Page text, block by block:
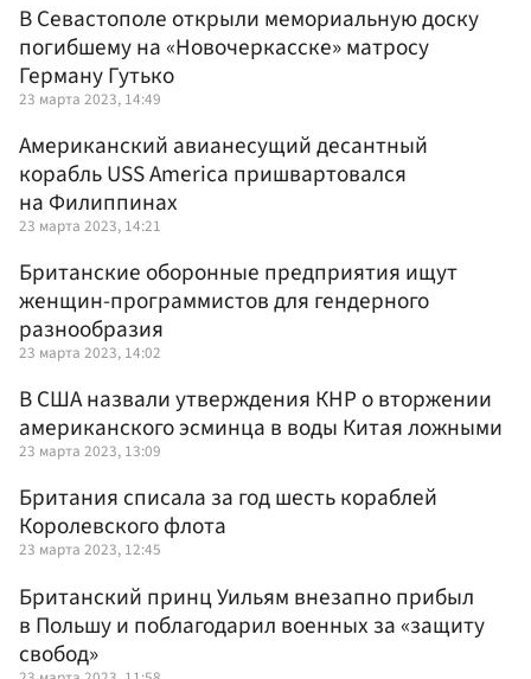
В Севастополе открыли мемориальную доску
погибшему на «Новочеркасске» матросу
Герману Гутько
23 марта 2023, 14:49
Американский авианесущий десантный
корабль USS America пришвартовался
на Филиппинах
23 марта 2023, 14:21
Британские оборонные предприятия ищут
женщин-программистов для гендерного
разнообразия
23 марта 2023, 14:02
В США назвали утверждения КНР о вторжении
американского эсминца в воды Китая ложными
23 марта 2023, 13:09
Британия списала за год шесть кораблей
Королевского флота
23 марта 2023, 12:45
Британский принц Уильям внезапно прибыл
в Польшу и поблагодарил военных за «защиту
свобод»